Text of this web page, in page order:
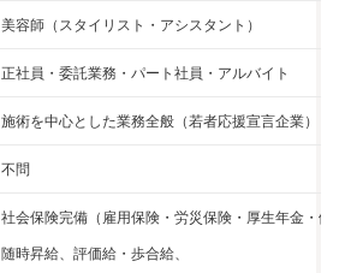
美容師（スタイリスト・アシスタント）
正社員・委託業務・パート社員・アルバイト
施術を中心とした業務全般（若者応援宣言企業）
不問
社会保険完備（雇用保険・労災保険・厚生年金・健
随時昇給、評価給・歩合給、